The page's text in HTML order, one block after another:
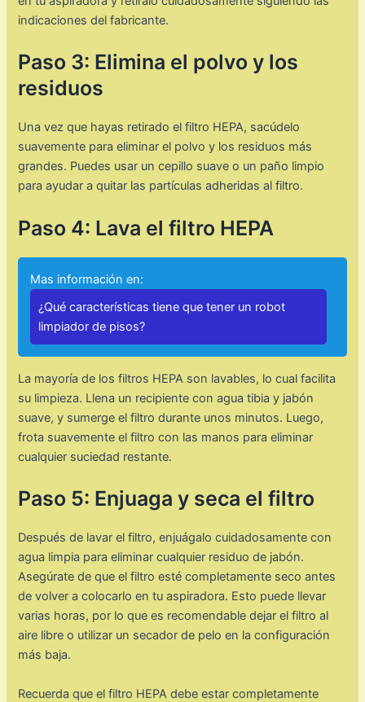
indicaciones del fabricante.
Paso 3: Elimina el polvo y los
residuos
Una vez que hayas retirado el filtro HEPA, sacúdelo
suavemente para eliminar el polvo y los residuos más
grandes. Puedes usar un cepillo suave o un paño limpio
para ayudar a quitar las partículas adheridas al filtro.
Paso 4: Lava el filtro HEPA
Mas información en:
¿Qué características tiene que tener un robot
limpiador de pisos?
La mayoría de los filtros HEPA son lavables, lo cual facilita
su limpieza. Llena un recipiente con agua tibia y jabón
suave, y sumerge el filtro durante unos minutos. Luego,
frota suavemente el filtro con las manos para eliminar
cualquier suciedad restante.
Paso 5: Enjuaga y seca el filtro
Después de lavar el filtro, enjuágalo cuidadosamente con
agua limpia para eliminar cualquier residuo de jabón.
Asegúrate de que el filtro esté completamente seco antes
de volver a colocarlo en tu aspiradora. Esto puede llevar
varias horas, por lo que es recomendable dejar el filtro al
aire libre o utilizar un secador de pelo en la configuración
más baja.
Recuerda que el filtro HEPA debe estar completamente